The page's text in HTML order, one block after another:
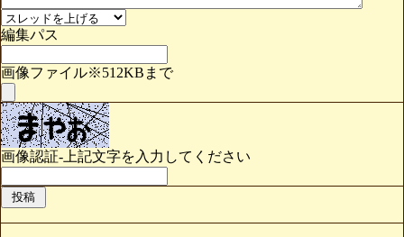
編集パス
画像ファイル※512KBまで
画像認証-上記文字を入力してください